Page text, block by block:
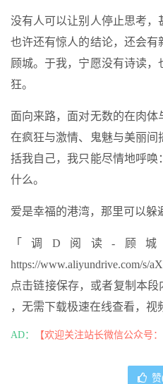
没有人可以让别人停止思考，
也许还有惊人的结论，还会
顾城。于我，宁愿没有诗读
狂。
面向来路，面对无数的在肉
在疯狂与激情、鬼魅与美丽
括我自己，我只能尽情地呼唤
什么。
爱是幸福的港湾，那里可以躲
「调D阅读-顾城
https://www.aliyundrive.com/s/
点击链接保存，或者复制本
，无需下载极速在线查看，视
AD： 【欢迎关注站长微信公众号：
赞